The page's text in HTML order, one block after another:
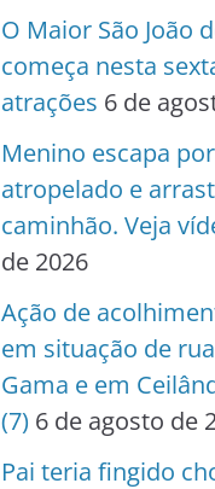
O Maior São João
começa nesta
atrações 6 de
Menino escapa
atropelado e
caminhão. Veja
de 2026
Ação de
em situação de
Gama e em
(7) 6 de agosto de
Pai teria fingido